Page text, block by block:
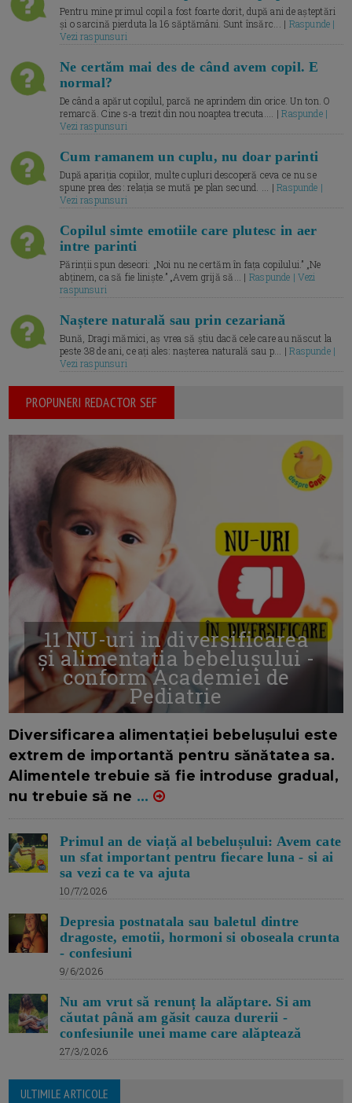
Pentru mine primul copil a fost foarte dorit, după ani de așteptări
și o sarcină pierduta la 16 săptămâni. Sunt însărc... | Raspunde |
Vezi raspunsuri
Ne certăm mai des de când avem copil. E
normal?
De când a apărut copilul, parcă ne aprindem din orice. Un ton. O
remarcă. Cine s-a trezit din nou noaptea trecuta.... |Raspunde |
Vezi raspunsuri
Cum ramanem un cuplu, nu doar parinti
După apariția copiilor, multe cupluri descoperă ceva ce nu se
spune prea des: relația se mută pe plan secund. ... |Raspunde |
Vezi raspunsuri
Copilul simte emotiile care plutesc in aer
intre parinti
Părinții spun deseori: „Noi nu ne certăm în fața copilului.” „Ne
abținem, ca să fie liniște.” „Avem grijă să... | Raspunde | Vezi
raspunsuri
Naștere naturală sau prin cezariană
Bună, Dragi mămici, aș vrea să știu dacă cele care au născut la
peste 38 de ani, ce ați ales: nașterea naturală sau p... |Raspunde |
Vezi raspunsuri
PROPUNERI REDACTOR SEF
11 NU-uri in diversificarea
și alimentația bebelușului -
conform Academiei de
Pediatrie
Diversificarea alimentației bebelușului este
extrem de importantă pentru sănătatea sa.
Alimentele trebuie să fie introduse gradual,
nu trebuie să ne ...
Primul an de viață al bebelușului: Avem cate
un sfat important pentru fiecare luna - si ai
sa vezi ca te va ajuta
10/7/2026
Depresia postnatala sau baletul dintre
dragoste, emotii, hormoni si oboseala crunta
- confesiuni
9/6/2026
Nu am vrut să renunț la alăptare. Si am
căutat până am găsit cauza durerii -
confesiunile unei mame care alăptează
27/3/2026
ULTIMILE ARTICOLE